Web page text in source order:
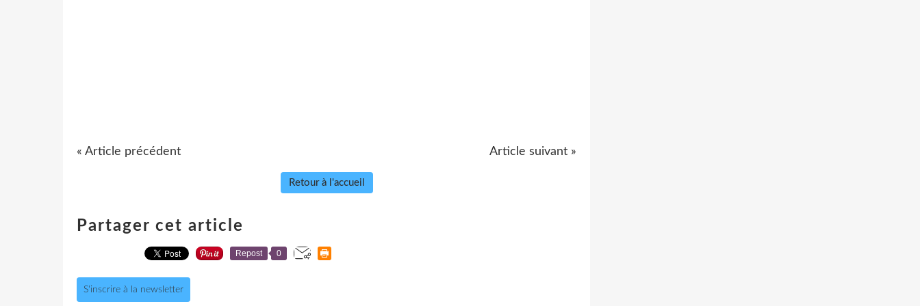
« Article précédent Article suivant »
Retour à l'accueil
Partager cet article
Repost 0
S'inscrire à la newsletter